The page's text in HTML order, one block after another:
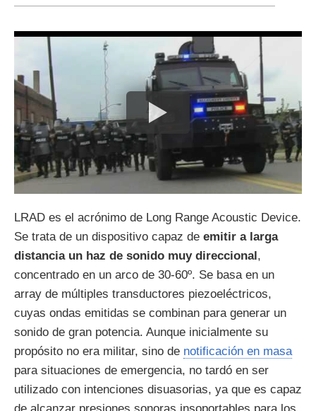
LRAD es el acrónimo de Long Range Acoustic Device.
Se trata de un dispositivo capaz de emitir a larga
distancia un haz de sonido muy direccional,
concentrado en un arco de 30-60º. Se basa en un
array de múltiples transductores piezoeléctricos,
cuyas ondas emitidas se combinan para generar un
sonido de gran potencia. Aunque inicialmente su
propósito no era militar, sino de notificación en masa
para situaciones de emergencia, no tardó en ser
utilizado con intenciones disuasorias, ya que es capaz